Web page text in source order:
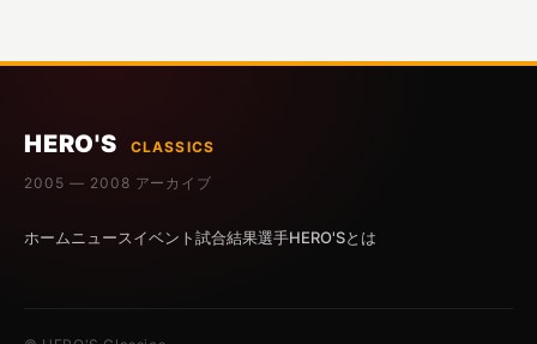
HERO'S
CLASSICS
2005 — 2008 アーカイブ
ホームニュースイベント試合結果選手HERO'Sとは